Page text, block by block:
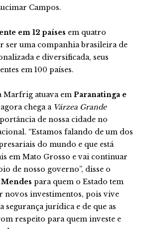
Campos.
em 12 países em quatro
ser uma companhia brasileira de
e diversificada, seus
em 100 países.
Marfrig atuava em Paranatinga e
agora chega a Várzea Grande
de nossa cidade no
“Estamos falando de um dos
do mundo e que está
em Mato Grosso e vai continuar
de nosso governo”, disse o
para quem o Estado tem
novos investimentos, pois vive
segurança jurídica e de que as
respeito para quem investe e